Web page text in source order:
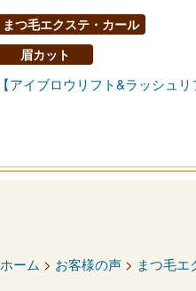
まつ毛エクステ・カール
眉カット
【アイブロウリフト&ラッシュリ
ホーム > お客様の声 > まつ毛エ